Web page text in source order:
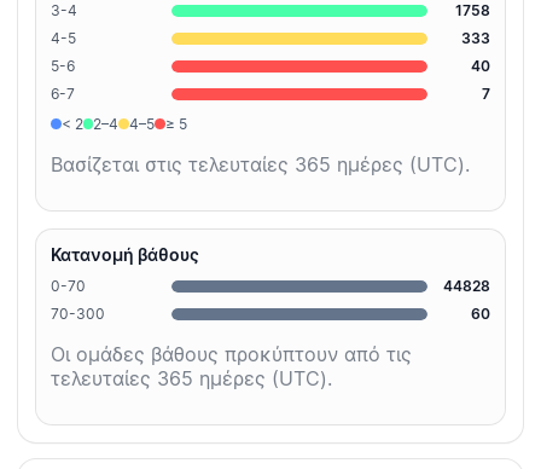
3-4
1758
4-5
333
5-6
40
6-7
7
< 2
2–4 4–5 ≥ 5
Βασίζεται στις τελευταίες 365 ημέρες (UTC).
Κατανομή βάθους
0-70
44828
70-300
60
Οι ομάδες βάθους προκύπτουν από τις
τελευταίες 365 ημέρες (UTC).